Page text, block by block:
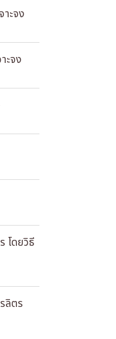
ะจง
ะจง
โดยวิธี
ลิตร